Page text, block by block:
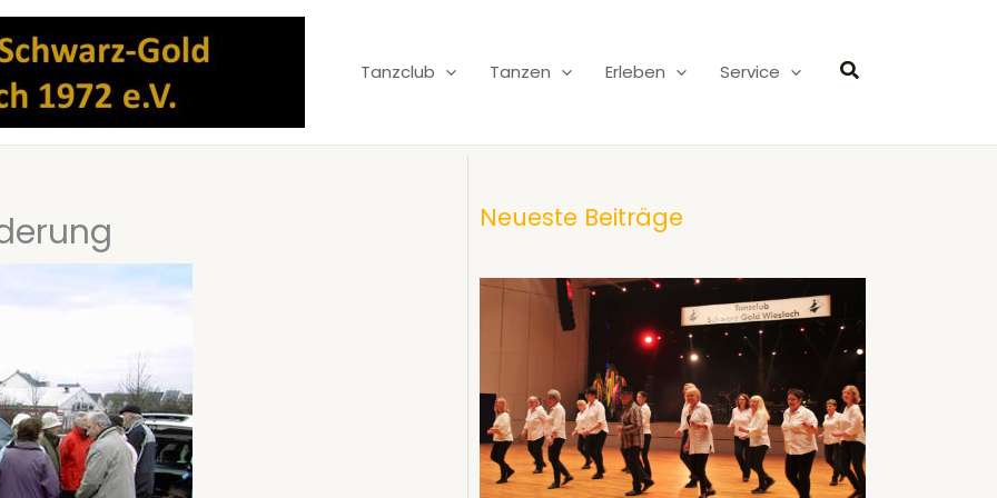
Tanzclub Tanzen Erleben Service Suchen
Neueste Beiträge